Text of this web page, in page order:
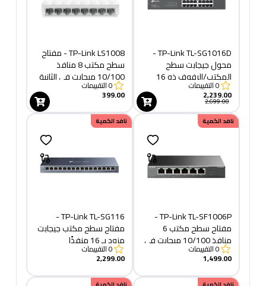
TP-Link TL-SG1016D -
محول جيجابت سطح
المكتب/الرفوف ذو 16
منفذًا
0التقييمات
2,239.00
2,699.00
TP-Link LS1008 - مفتاح
سطح مكتب 8 منافذ
10/100 ميجابت في الثانية
0التقييمات
399.00
نافد الكمية
TP-Link TL-SF1006P -
مفتاح سطح مكتب 6
منافذ 10/100 ميجابت في
الثانية مع 4 منافذ PoE+
0التقييمات
1,499.00
نافد الكمية
TP-Link TL-SG116 -
مفتاح سطح مكتب جيجابت
مزود بـ 16 منفذًا
0التقييمات
2,299.00